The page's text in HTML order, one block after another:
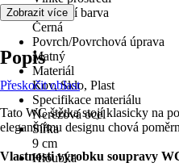
Základní barva
Černá
Povrch/Povrchová úprava
Matný
Materiál
Kov, Sklo, Plast
Specifikace materiálu
Nerezová ocel
Šířka
9 cm
Hloubka
Zobrazit více
Popis
Přeskočit oblast
Tato WC štětka stojí klasicky na
elegantnímu designu chová
Vlastnosti výrobku soupravy